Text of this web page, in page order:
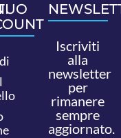
Iscriviti
alla
newsletter
per
rimanere
sempre
aggiornato.